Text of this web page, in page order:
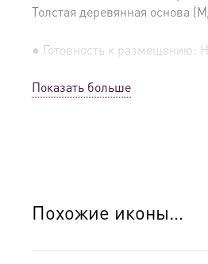
Толстая деревянная основа
● Готовность к размещению:
● Освящение: Производство
Показать больше
Похожие иконы…